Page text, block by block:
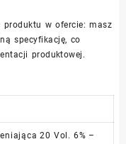
w ofercie: masz
specyfikację, co
produktowej.
20 Vol. 6% –